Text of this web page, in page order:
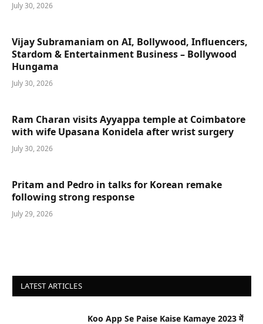
July 30, 2026
Vijay Subramaniam on AI, Bollywood, Influencers,
Stardom & Entertainment Business – Bollywood
Hungama
July 30, 2026
Ram Charan visits Ayyappa temple at Coimbatore
with wife Upasana Konidela after wrist surgery
July 30, 2026
Pritam and Pedro in talks for Korean remake
following strong response
July 29, 2026
LATEST ARTICLES
Koo App Se Paise Kaise Kamaye 2023 में